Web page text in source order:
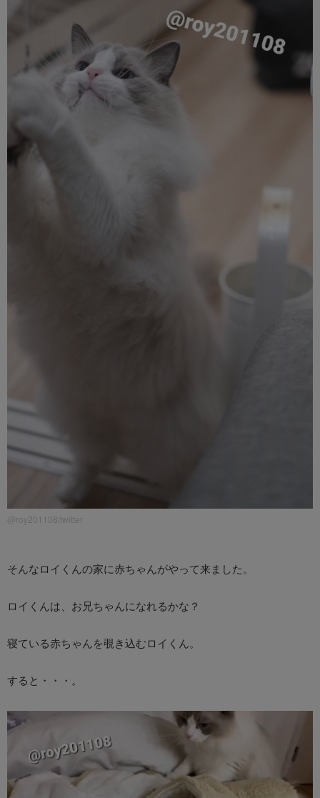
@roy201108/twitter
そんなロイくんの家に赤ちゃんがやって来ました。
ロイくんは、お兄ちゃんになれるかな？
寝ている赤ちゃんを覗き込むロイくん。
すると・・・。